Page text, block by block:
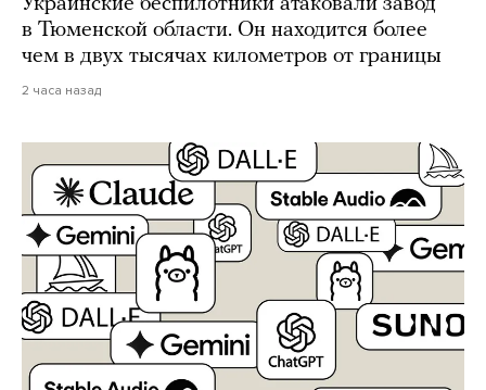
Украинские беспилотники атаковали завод
в Тюменской области. Он находится более
чем в двух тысячах километров от границы
2 часа назад